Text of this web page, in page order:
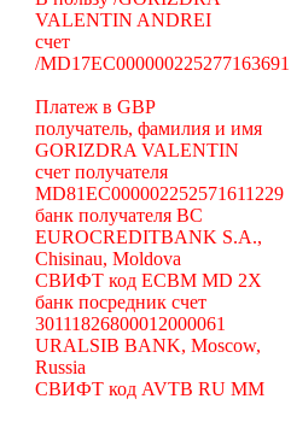
VALENTIN ANDREI
счет
/MD17EC000000225277163691
Платеж в GBP
получатель, фамилия и имя
GORIZDRA VALENTIN
счет получателя
MD81EC000002252571611229
банк получателя BC
EUROCREDITBANK S.A.,
Chisinau, Moldova
СВИФТ код ECBM MD 2X
банк посредник счет
30111826800012000061
URALSIB BANK, Moscow,
Russia
СВИФТ код AVTB RU MM